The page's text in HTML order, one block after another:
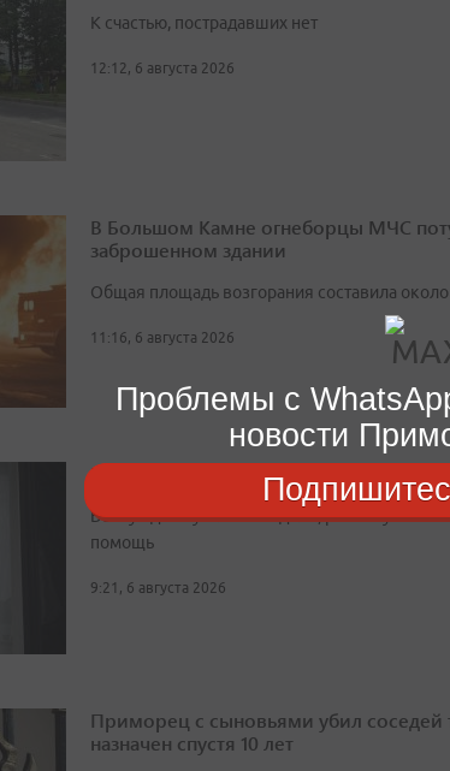
К счастью, пострадавших нет
12:12, 6 августа 2026
В Большом Камне огнеборцы МЧС
заброшенном здании
Общая площадь возгорания составила
11:16, 6 августа 2026
Шестилетний ребенок выпал из окна
Возбуждено уголовное дело, ребёнку
помощь
9:21, 6 августа 2026
Приморец с сыновьями убил соседей
назначен спустя 10 лет
Проблемы с
новости